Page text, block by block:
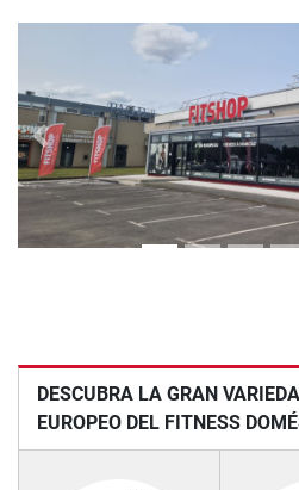
Previous
DESCUBRA LA GRAN
EUROPEO DEL FITNESS